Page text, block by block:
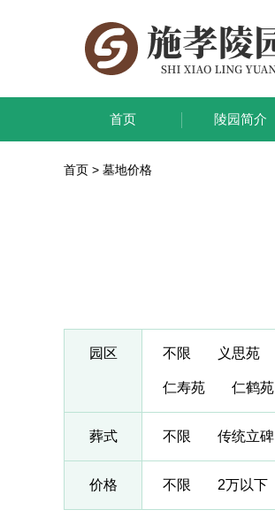
首页 陵园简介
首页 > 墓地价格
园区 不限 义思苑
仁寿苑 仁鹤苑
葬式 不限 传统立碑
价格 不限 2万以下